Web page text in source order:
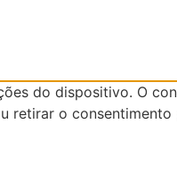
do dispositivo. O
retirar o